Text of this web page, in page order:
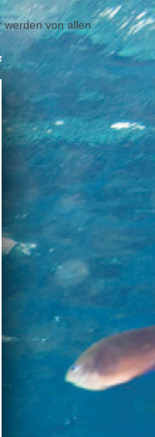
werden von allen